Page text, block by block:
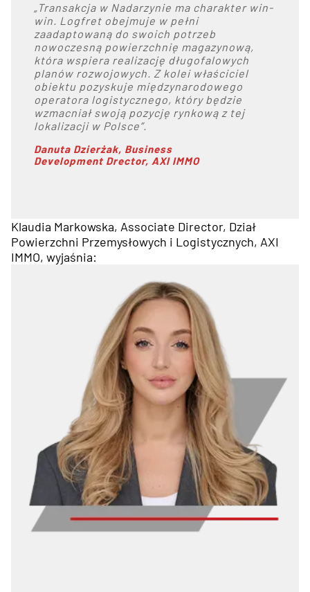
„Transakcja w Nadarzynie ma charakter win-
win. Logfret obejmuje w pełni
zaadaptowaną do swoich potrzeb
nowoczesną powierzchnię magazynową,
która wspiera realizację długofalowych
planów rozwojowych. Z kolei właściciel
obiektu pozyskuje międzynarodowego
operatora logistycznego, który będzie
wzmacniał swoją pozycję rynkową z tej
lokalizacji w Polsce”.
Danuta Dzierżak, Business
Development Drector, AXI IMMO
Klaudia Markowska, Associate Director, Dział
Powierzchni Przemysłowych i Logistycznych, AXI
IMMO, wyjaśnia: